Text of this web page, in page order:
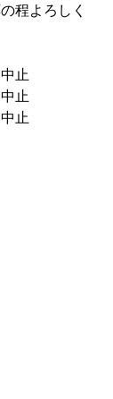
程よろしく
止
止
止